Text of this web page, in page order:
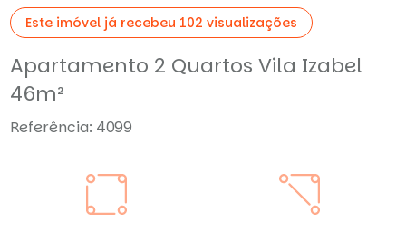
Este imóvel já recebeu 102 visualizações
Apartamento 2 Quartos Vila Izabel
46m²
Referência: 4099